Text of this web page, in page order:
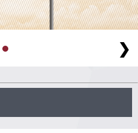
❯